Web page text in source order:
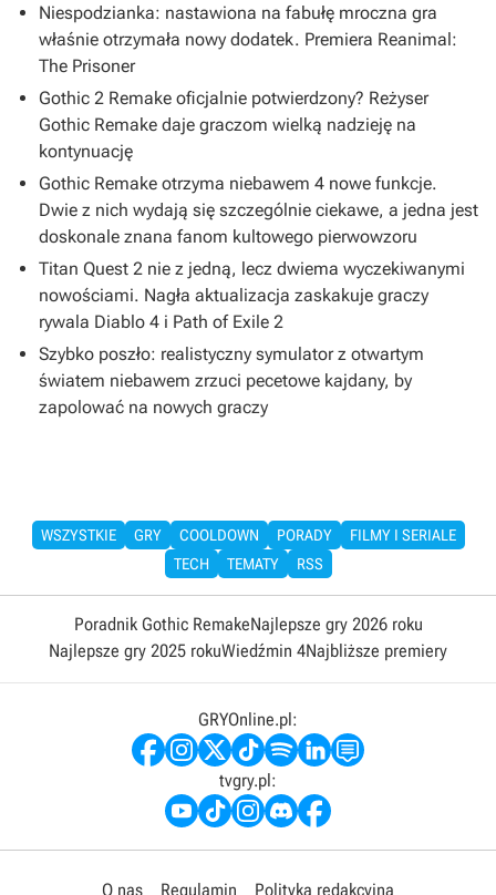
Niespodzianka: nastawiona na fabułę mroczna gra
właśnie otrzymała nowy dodatek. Premiera Reanimal:
The Prisoner
Gothic 2 Remake oficjalnie potwierdzony? Reżyser
Gothic Remake daje graczom wielką nadzieję na
kontynuację
Gothic Remake otrzyma niebawem 4 nowe funkcje.
Dwie z nich wydają się szczególnie ciekawe, a jedna jest
doskonale znana fanom kultowego pierwowzoru
Titan Quest 2 nie z jedną, lecz dwiema wyczekiwanymi
nowościami. Nagła aktualizacja zaskakuje graczy
rywala Diablo 4 i Path of Exile 2
Szybko poszło: realistyczny symulator z otwartym
światem niebawem zrzuci pecetowe kajdany, by
zapolować na nowych graczy
WSZYSTKIE GRY COOLDOWN PORADY
FILMY I SERIALE
TECH
TEMATY RSS
Poradnik Gothic RemakeNajlepsze gry 2026 roku
Najlepsze gry 2025 rokuWiedźmin 4Najbliższe premiery
GRYOnline.pl:
tvgry.pl:
O nas Regulamin Polityka redakcyjna